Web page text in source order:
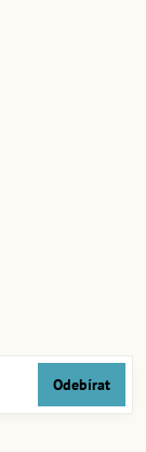
Odebírat